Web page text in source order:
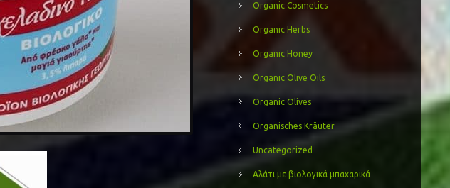
Organic Cosmetics
Organic Herbs
Organic Honey
Organic Olive Oils
Organic Olives
Organisches Kräuter
Uncategorized
Αλάτι με βιολογικά μπαχαρικά